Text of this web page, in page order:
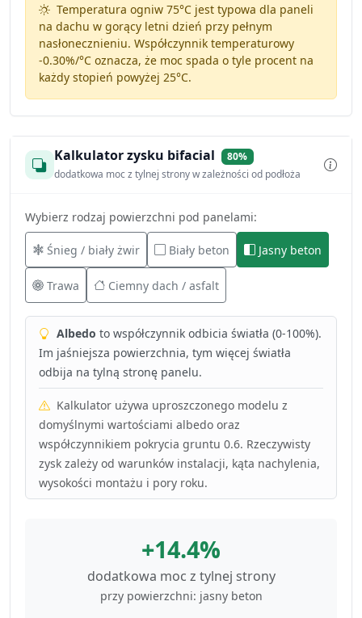
Temperatura ogniw 75°C jest typowa dla paneli
na dachu w gorący letni dzień przy pełnym
nasłonecznieniu. Współczynnik temperaturowy
-0.30%/°Coznacza, że moc spada o tyle procent na
każdy stopień powyżej 25°C.
Kalkulator zysku bifacial
80%
dodatkowa moc z tylnej strony w zależności od podłoża
Wybierz rodzaj powierzchni pod panelami:
Śnieg / biały żwir Biały beton Jasny beton
Trawa Ciemny dach / asfalt
Albedo to współczynnik odbicia światła (0-100%).
Im jaśniejsza powierzchnia, tym więcej światła
odbija na tylną stronę panelu.
Kalkulator używa uproszczonego modelu z
domyślnymi wartościami albedo oraz
współczynnikiem pokrycia gruntu 0.6. Rzeczywisty
zysk zależy od warunków instalacji, kąta nachylenia,
wysokości montażu i pory roku.
+14.4%
dodatkowa moc z tylnej strony
przy powierzchni: jasny beton